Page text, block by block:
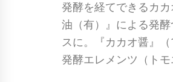
発酵を経てできるカ
油（有）』による発
スに。『カカオ醤』（
発酵エレメンツ（トモ